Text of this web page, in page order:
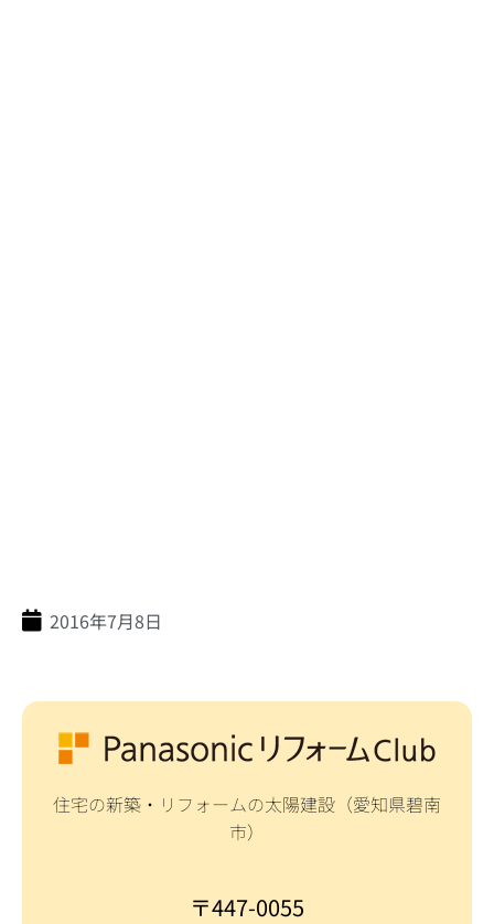
2016年7月8日
住宅の新築・リフォームの太陽建設（愛知県碧南
市）
〒447-0055